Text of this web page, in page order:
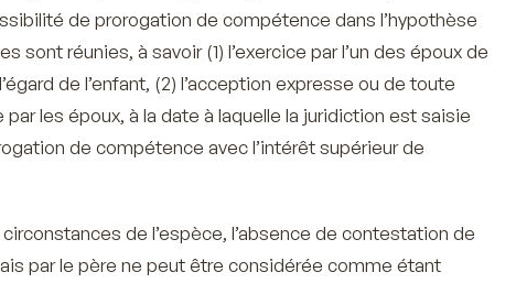
de prorogation de compétence dans l’hypothèse
sont réunies, à savoir (1) l’exercice par l’un des époux de
de l’enfant, (2) l’acception expresse ou de toute
les époux, à la date à laquelle la juridiction est saisie
de compétence avec l’intérêt supérieur de
de l’espèce, l’absence de contestation de
par le père ne peut être considérée comme étant